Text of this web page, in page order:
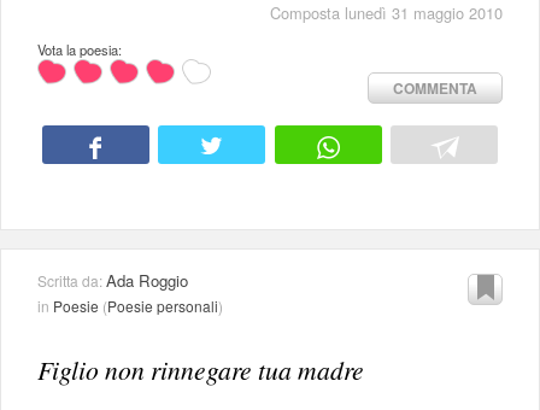
Composta lunedì 31 maggio 2010
Vota la poesia:
COMMENTA
Scritta da:Ada Roggio
in Poesie (Poesie personali)
Figlio non rinnegare tua madre